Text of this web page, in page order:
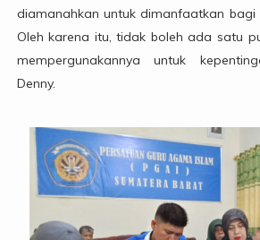
diamanahkan untuk dimanfaatkan bagi
Oleh karena itu, tidak boleh ada satu
mempergunakannya untuk
Denny.